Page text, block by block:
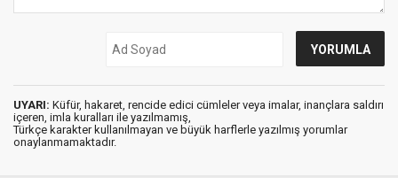
UYARI: Küfür, hakaret, rencide edici cümleler veya imalar, inançlara saldırı
içeren, imla kuralları ile yazılmamış,
Türkçe karakter kullanılmayan ve büyük harflerle yazılmış yorumlar
onaylanmamaktadır.